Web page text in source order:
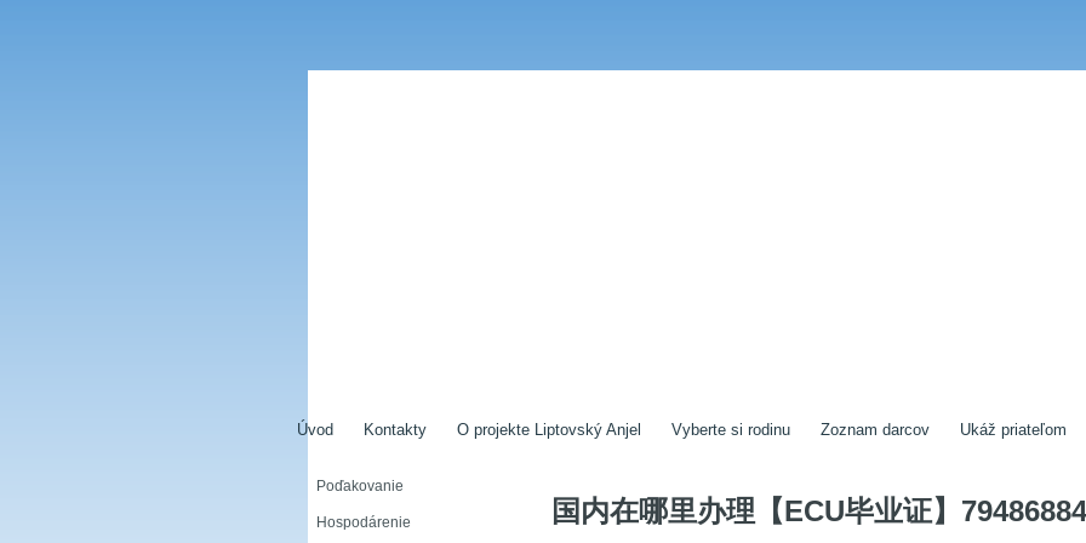
Úvod Kontakty O projekte Liptovský Anjel Vyberte si rodinu Zoznam darcov Ukáž priateľom
Poďakovanie
Hospodárenie 国内在哪里办理【ECU毕业证】